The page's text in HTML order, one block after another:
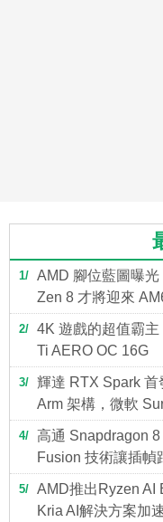
1
AMD 腳位藍圖曝光
Zen 8 才將迎來
2
4K 遊戲的超值霸
Ti AERO OC 16G
3
輝達 RTX Spark
Arm 架構，微軟
4
高通 Snapdragon
Fusion 技術讓插幀
5
AMD推出Ryzen AI
Kria AI解決方案加